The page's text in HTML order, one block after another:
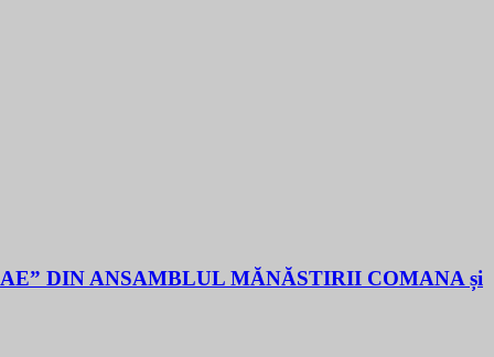
DIN ANSAMBLUL MĂNĂSTIRII COMANA și